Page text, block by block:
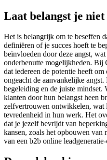
Laat belangst je niet
Het is belangrijk om te beseffen
definiëren of je succes hoeft te
beïnvloeden door deze angst,
onderbenutte mogelijkheden. Bij
dat iedereen de potentie heeft
ongeacht de aanvankelijke
begeleiding en de juiste mindset.
klanten door hun belangst heen
zelfvertrouwen ontwikkelen, wat
tevredenheid in hun werk. Het
dat je jezelf bevrijdt van
kansen, zoals het opbouwen van
van een b2b online